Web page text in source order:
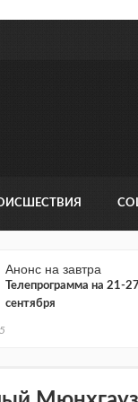
Анонс на завтра
Телепрограмма на 21-27
сентября